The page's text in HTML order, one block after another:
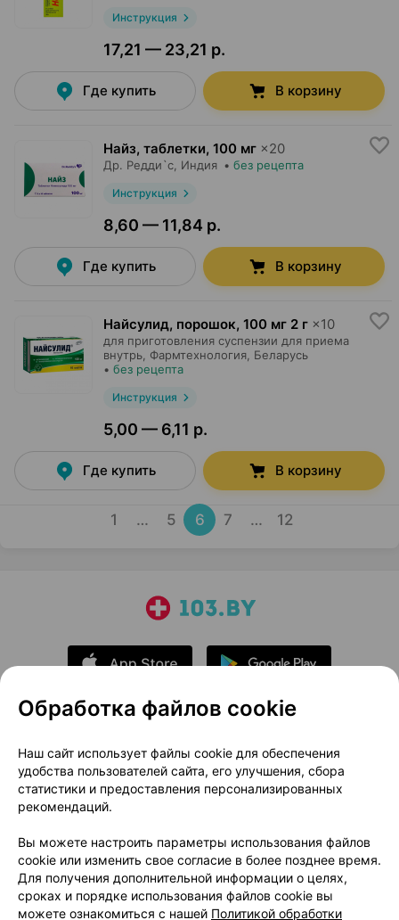
Инструкция
17,21 — 23,21 р.
Где купить В корзину
Найз, таблетки, 100 мг ×20
Др. Редди`с , Индия • без рецепта
Инструкция
8,60 — 11,84 р.
Где купить В корзину
Найсулид, порошок, 100 мг 2 г ×10
для приготовления суспензии для приема
внутрь, Фармтехнология , Беларусь
• без рецепта
Инструкция
5,00 — 6,11 р.
Где купить В корзину
1 … 5 6 7 … 12
О проекте
Новости проекта
Размещение рекламы
Медицинский маркетинг
Публичный договор
Доставка
Способы оплаты
Вакансии
Партнеры
Написать руководителю 103.by
Написать в поддержку
Обработка файлов cookie
Наш сайт использует файлы cookie для обеспечения
удобства пользователей сайта, его улучшения, сбора
статистики и предоставления персонализированных
рекомендаций.
Вы можете настроить параметры использования файлов
cookie или изменить свое согласие в более позднее время.
Для получения дополнительной информации о целях,
сроках и порядке использования файлов cookie вы
можете ознакомиться с нашей Политикой обработки